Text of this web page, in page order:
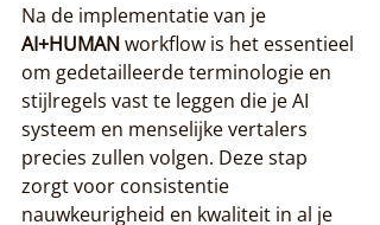
Na de implementatie van je
AI+HUMAN workflow is het essentieel
om gedetailleerde terminologie en
stijlregels vast te leggen die je AI
systeem en menselijke vertalers
precies zullen volgen. Deze stap
zorgt voor consistentie
nauwkeurigheid en kwaliteit in al je